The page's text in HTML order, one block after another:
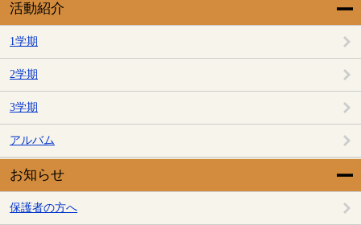
活動紹介
1学期
2学期
3学期
アルバム
お知らせ
保護者の方へ